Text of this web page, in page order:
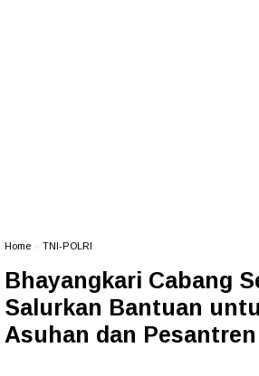
Home TNI-POLRI
Bhayangkari Cabang
Salurkan Bantuan
Asuhan dan Pesantren